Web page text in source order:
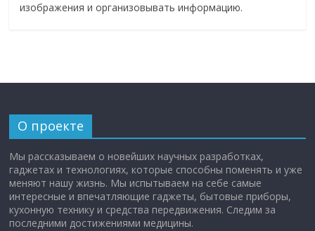
изображения и организовывать информацию.
О проекте
Мы рассказываем о новейших научных разработках,
гаджетах и технологиях, которые способны поменять и уже
меняют нашу жизнь. Мы испытываем на себе самые
интересные и впечатляющие гаджеты, бытовые приборы,
кухонную технику и средства передвижения. Следим за
последними достижениями медицины.